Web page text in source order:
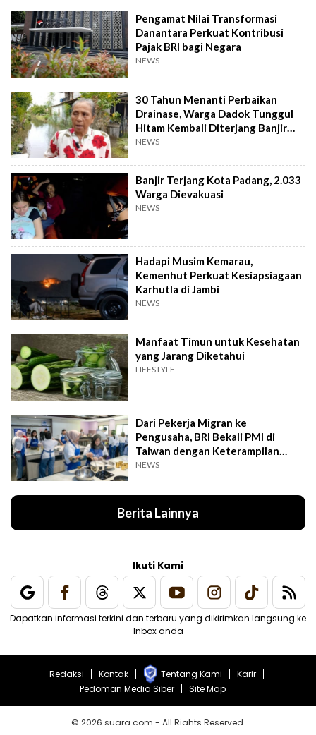
Pengamat Nilai Transformasi
Danantara Perkuat Kontribusi
Pajak BRI bagi Negara
NEWS
30 Tahun Menanti Perbaikan
Drainase, Warga Dadok Tunggul
Hitam Kembali Diterjang Banjir
Parah
NEWS
Banjir Terjang Kota Padang, 2.033
Warga Dievakuasi
NEWS
Hadapi Musim Kemarau,
Kemenhut Perkuat Kesiapsiagaan
Karhutla di Jambi
NEWS
Manfaat Timun untuk Kesehatan
yang Jarang Diketahui
LIFESTYLE
Dari Pekerja Migran ke
Pengusaha, BRI Bekali PMI di
Taiwan dengan Keterampilan
Bisnis
NEWS
Berita Lainnya
Ikuti Kami
Dapatkan informasi terkini dan terbaru yang dikirimkan langsung ke
Inbox anda
Redaksi Kontak Tentang Kami
Karir
Pedoman Media Siber
Site Map
© 2026 suara.com - All Rights Reserved.